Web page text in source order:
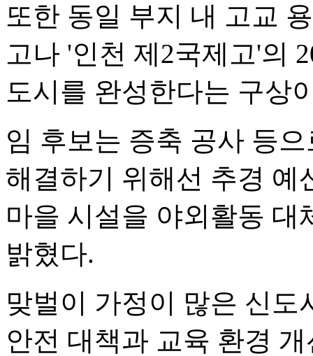
또한 동일 부지 내 고교
고나 '인천 제2국제고'의
도시를 완성한다는 구상
임 후보는 증축 공사 등
해결하기 위해선 추경 예
마을 시설을 야외활동
밝혔다.
맞벌이 가정이 많은 신
안전 대책과 교육 환경